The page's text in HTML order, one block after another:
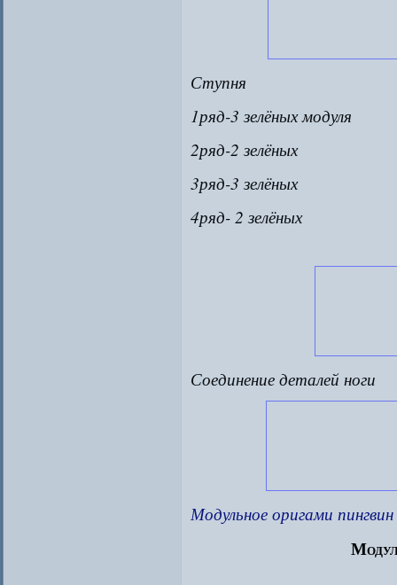
Ступня
1ряд-3 зелёных модуля
2ряд-2 зелёных
3ряд-3 зелёных
4ряд- 2 зелёных
Соединение деталей ноги
Модульное оригами пингвин